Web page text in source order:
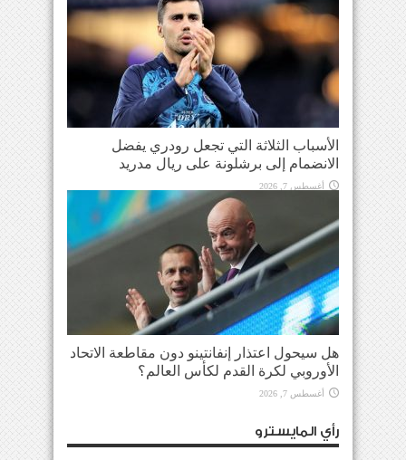
الأسباب الثلاثة التي تجعل رودري يفضل
الانضمام إلى برشلونة على ريال مدريد
أغسطس 7, 2026
هل سيحول اعتذار إنفانتينو دون مقاطعة الاتحاد
الأوروبي لكرة القدم لكأس العالم؟
أغسطس 7, 2026
رأي المايسترو